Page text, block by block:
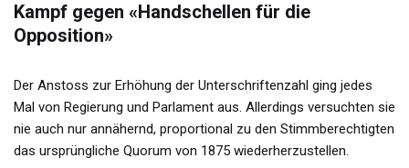
Kampf gegen «Handschellen für die
Opposition»
Der Anstoss zur Erhöhung der Unterschriftenzahl ging jedes
Mal von Regierung und Parlament aus. Allerdings versuchten sie
nie auch nur annähernd, proportional zu den Stimmberechtigten
das ursprüngliche Quorum von 1875 wiederherzustellen.